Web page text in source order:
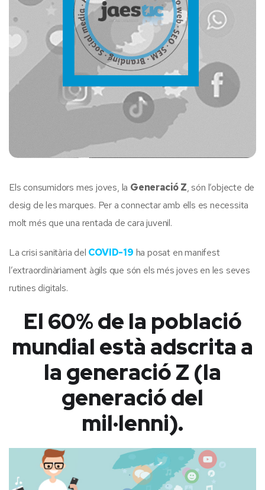
Els consumidors mes joves, la Generació Z, són l’objecte de
desig de les marques. Per a connectar amb ells es necessita
molt més que una rentada de cara juvenil.
La crisi sanitària del COVID-19 ha posat en manifest
l’extraordinàriament àgils que són els més joves en les seves
rutines digitals.
El 60% de la població
mundial està adscrita a
la generació Z (la
generació del
mil·lenni).